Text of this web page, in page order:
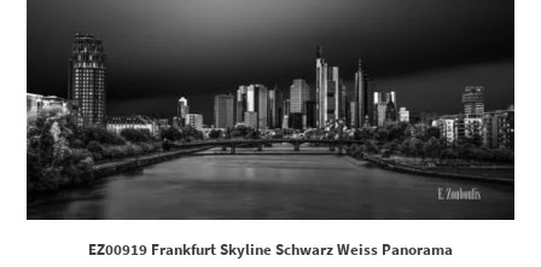
EZ00919 Frankfurt Skyline Schwarz Weiss Panorama